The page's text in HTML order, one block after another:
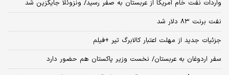
واردات نفت خام آمریکا از عربستان به صفر رسید/ ونزوئلا جایگزین شد
نفت برنت ۸۳ دلار شد
جزئیات جدید از مهلت اعتبار کالابرگ تیر +فیلم
سفر اردوغان به عربستان/ نخست وزیر پاکستان هم حضور دارد